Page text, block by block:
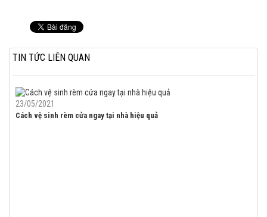
TIN TỨC LIÊN QUAN
23/05/2021
Cách vệ sinh rèm cửa ngay tại nhà hiệu quả